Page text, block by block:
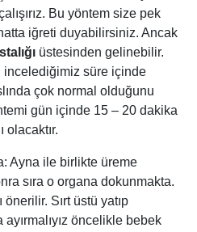
Bu yöntem size pek
iğreti duyabilirsiniz. Ancak
üstesinden gelinebilir.
incelediğimiz süre içinde
çok normal olduğunu
gün içinde 15 – 20 dakika
olacaktır.
Ayna ile birlikte üreme
sıra o organa dokunmakta.
Sırt üstü yatıp
ayırmalıyız öncelikle bebek